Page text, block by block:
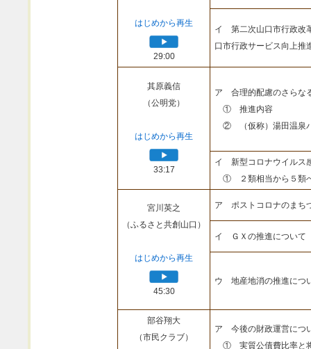
はじめから再生
29:00
イ 第二次山口市行政改
口市行政サービス向上推
其原義信
（公明党）
はじめから再生
33:17
ア 合理的配慮のさらな
① 推進内容
② （仮称）湯田温泉
イ 新型コロナウイルス
① ２類相当から５類
宮川英之
（ふるさと共創山口）
はじめから再生
45:30
ア ポストコロナのまち
イ ＧＸの推進について
ウ 地産地消の推進につ
部谷翔大
（市民クラブ）
ア 今後の財政運営につ
① 実質公債費比率と